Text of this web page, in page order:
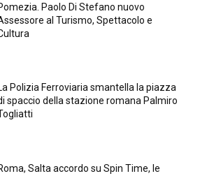
Paolo Di Stefano nuovo
al Turismo, Spettacolo e
Polizia Ferroviaria smantella la piazza
spaccio della stazione romana Palmiro
Salta accordo su Spin Time, le